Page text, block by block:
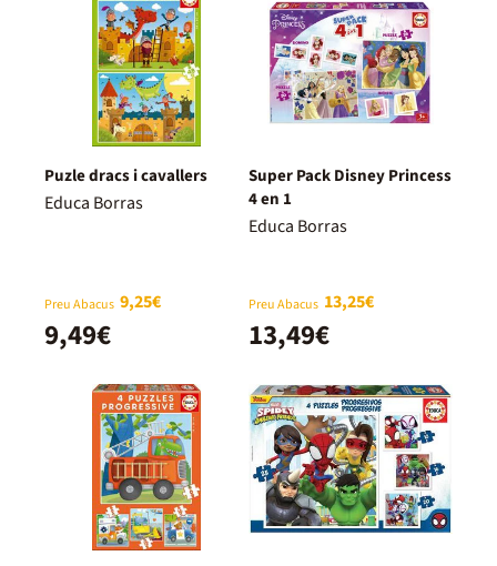
Puzle dracs i cavallers
Educa Borras
Preu Abacus 9,25€
9,49€
Super Pack Disney Princess
4 en 1
Educa Borras
Preu Abacus 13,25€
13,49€